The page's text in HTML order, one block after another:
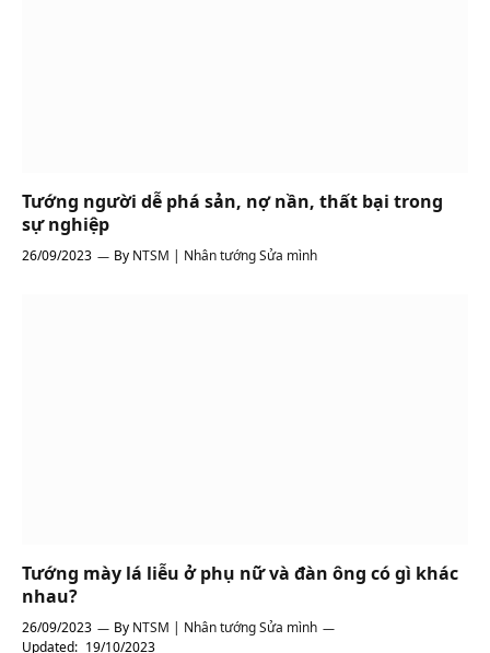
Tướng người dễ phá sản, nợ nần, thất bại trong
sự nghiệp
26/09/2023 By NTSM | Nhân tướng Sửa mình
Tướng mày lá liễu ở phụ nữ và đàn ông có gì khác
nhau?
26/09/2023 By NTSM | Nhân tướng Sửa mình
Updated: 19/10/2023